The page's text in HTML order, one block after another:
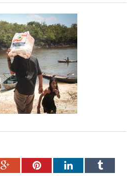
Google+PinterestLinkedInTumblr